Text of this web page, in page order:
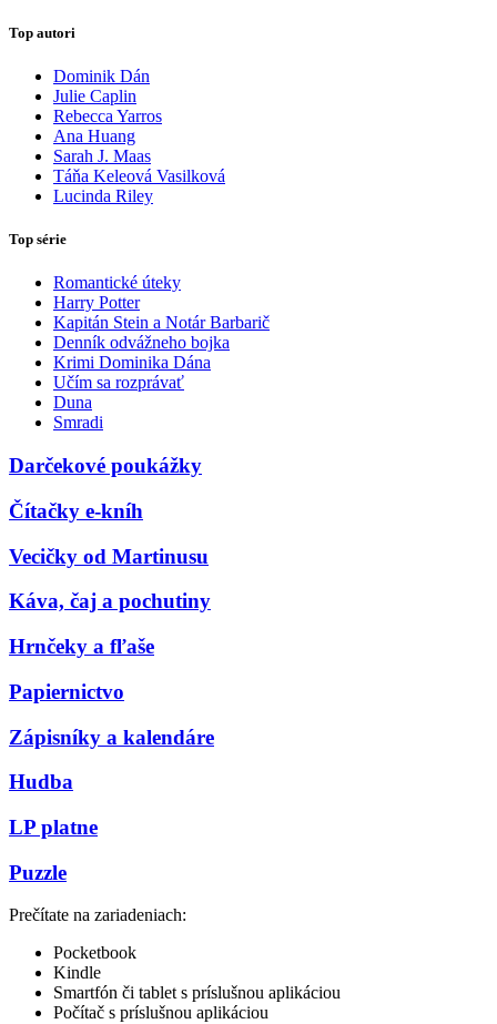
Top autori
Dominik Dán
Julie Caplin
Rebecca Yarros
Ana Huang
Sarah J. Maas
Táňa Keleová Vasilková
Lucinda Riley
Top série
Romantické úteky
Harry Potter
Kapitán Stein a Notár Barbarič
Denník odvážneho bojka
Krimi Dominika Dána
Učím sa rozprávať
Duna
Smradi
Darčekové poukážky
Čítačky e-kníh
Vecičky od Martinusu
Káva, čaj a pochutiny
Hrnčeky a fľaše
Papiernictvo
Zápisníky a kalendáre
Hudba
LP platne
Puzzle
Prečítate na zariadeniach:
Pocketbook
Kindle
Smartfón či tablet s príslušnou aplikáciou
Počítač s príslušnou aplikáciou